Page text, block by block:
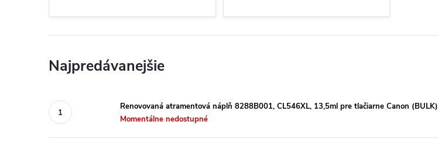
Najpredávanejšie
Renovovaná atramentová náplň 8288B001, CL546XL, 13,5ml pre tlačiarne Canon (BULK)
Momentálne nedostupné